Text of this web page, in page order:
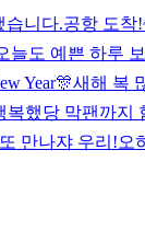
습니다.공항 도착
늘도 예쁜 하루
Year🎊새해 복
복했당 막팬까지
만나쟈 우리!오